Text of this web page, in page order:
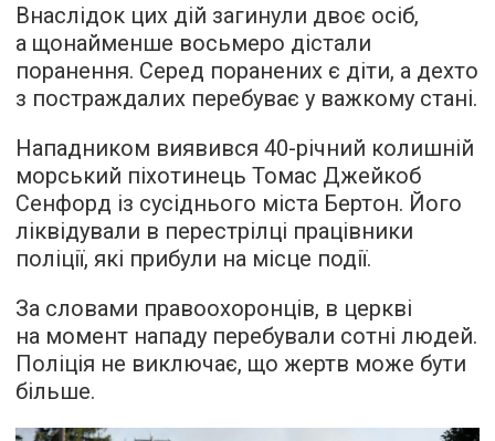
Внаслідок цих дій загинули двоє осіб,
а щонайменше восьмеро дістали
поранення. Серед поранених є діти, а дехто
з постраждалих перебуває у важкому стані.
Нападником виявився 40-річний колишній
морський піхотинець Томас Джейкоб
Сенфорд із сусіднього міста Бертон. Його
ліквідували в перестрілці працівники
поліції, які прибули на місце події.
За словами правоохоронців, в церкві
на момент нападу перебували сотні людей.
Поліція не виключає, що жертв може бути
більше.